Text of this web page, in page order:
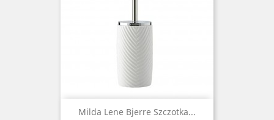
Milda Lene Bjerre Szczotka...